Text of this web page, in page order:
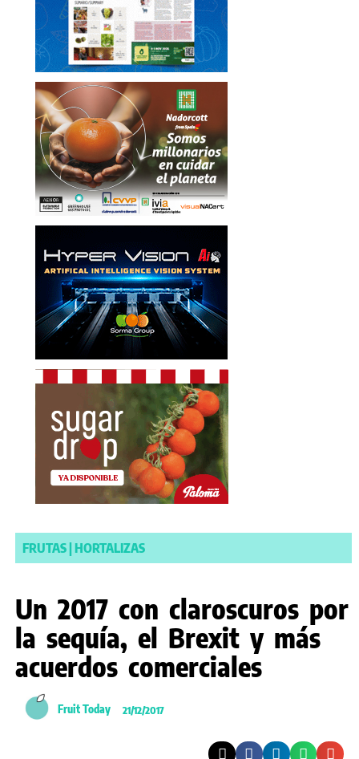
FRUTAS|HORTALIZAS
Un 2017 con claroscuros por
la sequía, el Brexit y más
acuerdos comerciales
Fruit Today 21/12/2017